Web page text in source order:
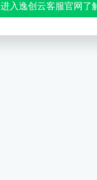
进入逸创云客服官网了